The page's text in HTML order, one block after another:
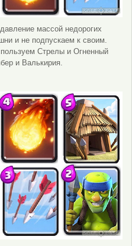
массой недорогих
и не подпускаем к своим.
Стрелы и Огненный
и Валькирия.